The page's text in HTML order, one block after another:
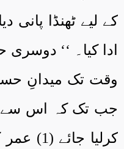
کے لیے ٹھنڈا پانی
ادا کیا۔ ‘‘
وقت تک میدانِ
جب تک کہ اس سے
کرلیا